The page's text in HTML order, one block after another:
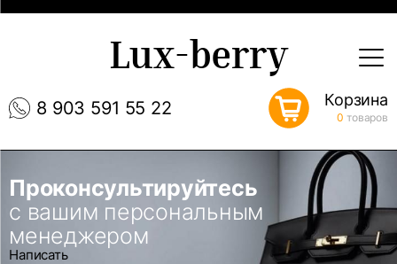
8 903 591 55 22
Lux-berry
Корзина
0 товаров
Проконсультируйтесь
с вашим персональным
менеджером
Написать